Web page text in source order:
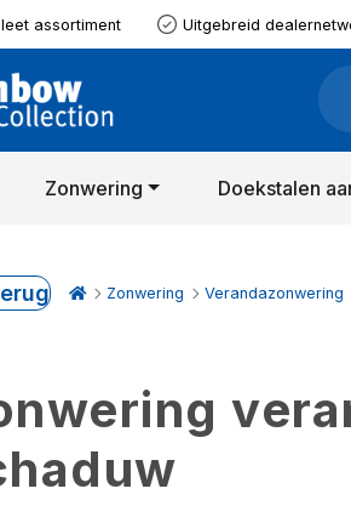
assortiment Uitgebreid
Zonwering Doekstalen
Zonwering Verandazonwering